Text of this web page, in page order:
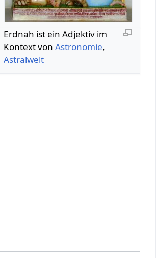
Erdnah‏‎ ist ein Adjektiv im
Kontext vonAstronomie,
Astralwelt